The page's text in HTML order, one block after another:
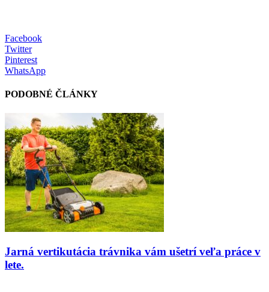
Facebook
Twitter
Pinterest
WhatsApp
PODOBNÉ ČLÁNKY
Jarná vertikutácia trávnika vám ušetrí veľa práce v
lete.